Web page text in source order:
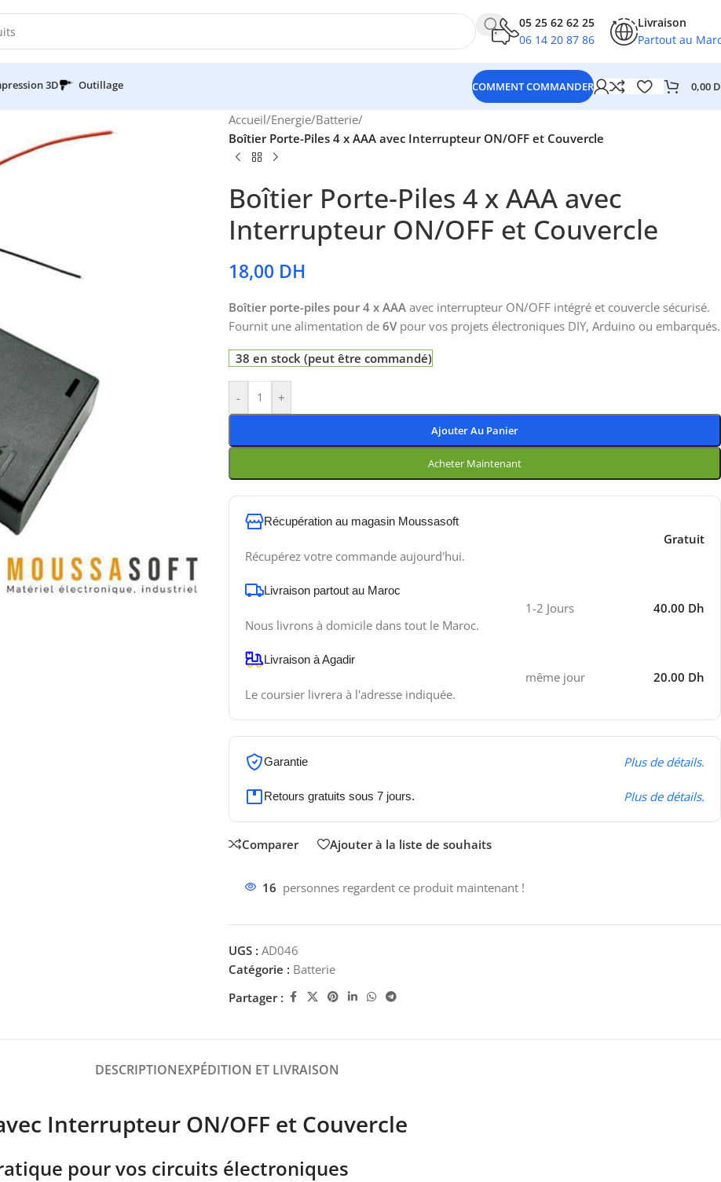
05 25 62 62 25
06 14 20 87 86
Livraison
Partout au
3D Outillage COMMENT COMMANDER 0,00
Accueil/Energie/Batterie/
Boîtier Porte-Piles 4 x AAA avec Interrupteur ON/OFF et Couvercle
Boîtier Porte-Piles 4 x AAA avec
Interrupteur ON/OFF et Couvercle
18,00 DH
Boîtier porte-piles pour 4 x AAA avec interrupteur ON/OFF intégré et couvercle sécurisé.
Fournit une alimentation de 6Vpour vos projets électroniques DIY, Arduino ou embarqués.
38 en stock (peut être commandé)
- +
Ajouter Au Panier
Acheter Maintenant
Récupération au magasin Moussasoft
Récupérez votre commande aujourd'hui.
Gratuit
Livraison partout au Maroc
Nous livrons à domicile dans tout le Maroc.
1-2 Jours 40.00 Dh
Livraison à Agadir
Le coursier livrera à l'adresse indiquée.
même jour 20.00 Dh
Garantie Plus de détails.
Retours gratuits sous 7 jours. Plus de détails.
Comparer Ajouter à la liste de souhaits
16 personnes regardent ce produit maintenant !
UGS : AD046
Catégorie : Batterie
Partager :
DESCRIPTIONEXPÉDITION ET LIVRAISON
Interrupteur ON/OFF et Couvercle
pour vos circuits électroniques